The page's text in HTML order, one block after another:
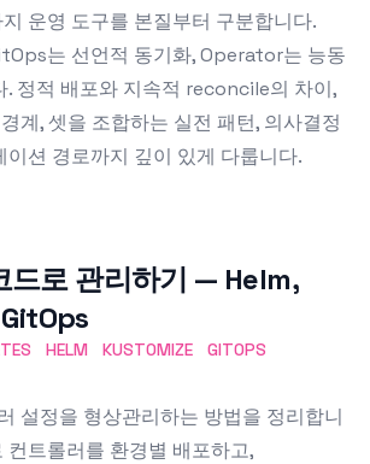
운영 도구를 본질부터 구분합니다.
는 선언적 동기화, Operator는 능동
. 정적 배포와 지속적 reconcile의 차이,
계, 셋을 조합하는 실전 패턴, 의사결정
션 경로까지 깊이 있게 다룹니다.
드로 관리하기 — Helm,
HELM KUSTOMIZE
GITOPS
설정을 형상관리하는 방법을 정리합니
컨트롤러를 환경별 배포하고,